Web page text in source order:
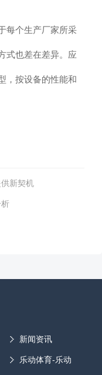
个生产厂家所采
式也差在差异。应
，按设备的性能和
新契机
新闻资讯
乐动体育-乐动